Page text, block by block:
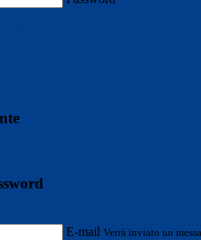
E-mail Verrà inviato un